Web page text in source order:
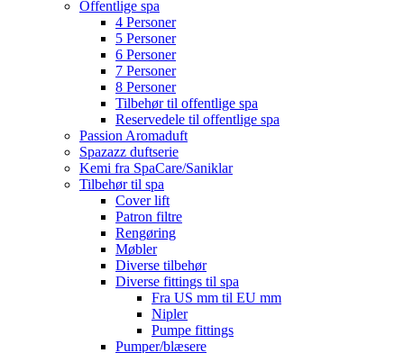
Offentlige spa
4 Personer
5 Personer
6 Personer
7 Personer
8 Personer
Tilbehør til offentlige spa
Reservedele til offentlige spa
Passion Aromaduft
Spazazz duftserie
Kemi fra SpaCare/Saniklar
Tilbehør til spa
Cover lift
Patron filtre
Rengøring
Møbler
Diverse tilbehør
Diverse fittings til spa
Fra US mm til EU mm
Nipler
Pumpe fittings
Pumper/blæsere